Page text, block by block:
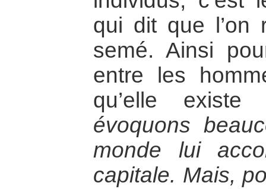
qui dit que l’on
semé. Ainsi
entre les
qu’elle
évoquons
monde lui
capitale. Mais,